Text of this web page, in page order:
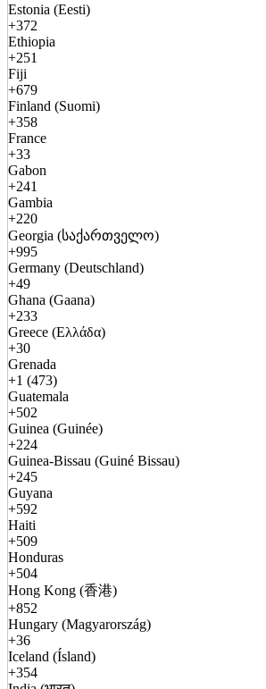
Estonia (Eesti)
+372
Ethiopia
+251
Fiji
+679
Finland (Suomi)
+358
France
+33
Gabon
+241
Gambia
+220
Georgia (საქართველო)
+995
Germany (Deutschland)
+49
Ghana (Gaana)
+233
Greece (Ελλάδα)
+30
Grenada
+1 (473)
Guatemala
+502
Guinea (Guinée)
+224
Guinea-Bissau (Guiné Bissau)
+245
Guyana
+592
Haiti
+509
Honduras
+504
Hong Kong (香港)
+852
Hungary (Magyarország)
+36
Iceland (Ísland)
+354